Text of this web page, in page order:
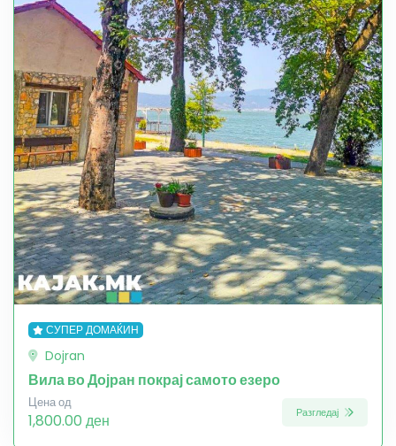
СУПЕР ДОМАЌИН
Dojran
Вила во Дојран покрај самото езеро
Цена од
1,800.00 ден Разгледај